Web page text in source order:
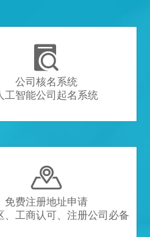

公司核名系统
工智能公司起名系统

免费注册地址申请
、工商认可、注册公司必备